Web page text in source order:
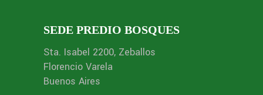
SEDE PREDIO BOSQUES
Sta. Isabel 2200, Zeballos
Florencio Varela
Buenos Aires